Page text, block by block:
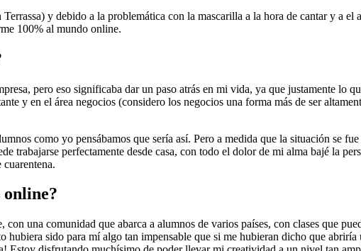
y debido a la problemática con la mascarilla a la hora de cantar y a el
100% al mundo online.
pero eso significaba dar un paso atrás en mi vida, ya que justamente lo
y en el área negocios (considero los negocios una forma más de ser
como yo pensábamos que sería así. Pero a medida que la situación se
trabajarse perfectamente desde casa, con todo el dolor de mi alma bajé la
online?
una comunidad que abarca a alumnos de varios países, con clases que
sido para mí algo tan impensable que si me hubieran dicho que abriría